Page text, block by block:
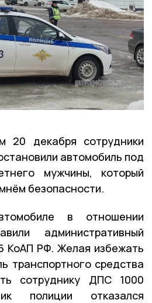
20 декабря сотрудники
автомобиль под
мужчины, который
безопасности.
в отношении
административный
КоАП РФ. Желая избежать
транспортного средства
сотруднику ДПС 1000
полиции отказался